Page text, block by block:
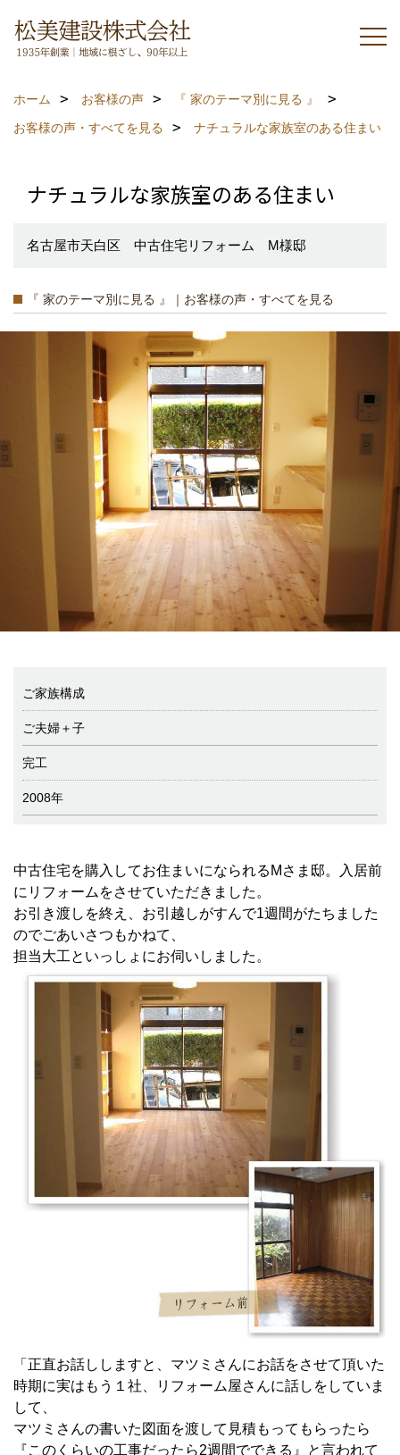
ホーム お客様の声
『 家のテーマ別に見る 』
お客様の声・すべてを見る
ナチュラルな家族室のある住まい
ナチュラルな家族室のある住まい
名古屋市天白区 中古住宅リフォーム M様邸
『 家のテーマ別に見る 』｜お客様の声・すべてを見る
ご家族構成
ご夫婦＋子
完工
2008年
中古住宅を購入してお住まいになられるMさま邸。入居前
にリフォームをさせていただきました。
お引き渡しを終え、お引越しがすんで1週間がたちました
のでごあいさつもかねて、
担当大工といっしょにお伺いしました。
「正直お話ししますと、マツミさんにお話をさせて頂いた
時期に実はもう１社、リフォーム屋さんに話しをしていま
して、
マツミさんの書いた図面を渡して見積もってもらったら
『このくらいの工事だったら2週間でできる』と言われて